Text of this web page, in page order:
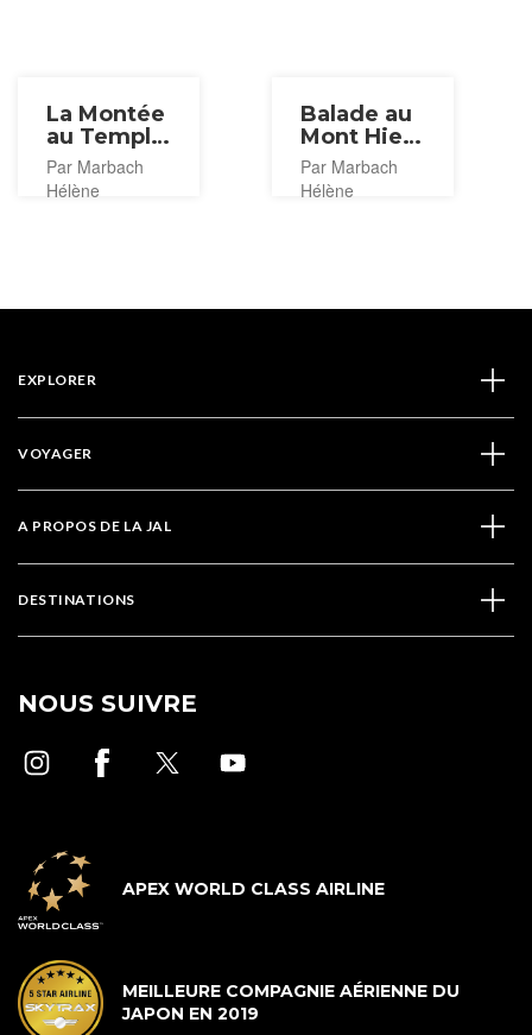
La Montée
au Temple
Enryaku-ji
Par Marbach
Hélène
Balade au
Mont Hiei
& Enryaku-
ji
Par Marbach
Hélène
EXPLORER
VOYAGER
A PROPOS DE LA JAL
DESTINATIONS
NOUS SUIVRE
APEX WORLD CLASS AIRLINE
MEILLEURE COMPAGNIE AÉRIENNE DU
JAPON EN 2019